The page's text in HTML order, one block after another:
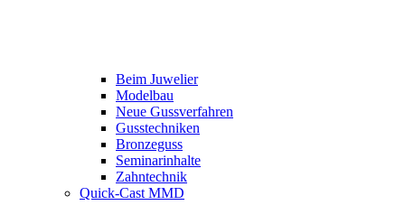
Beim Juwelier
Modelbau
Neue Gussverfahren
Gusstechniken
Bronzeguss
Seminarinhalte
Zahntechnik
Quick-Cast MMD